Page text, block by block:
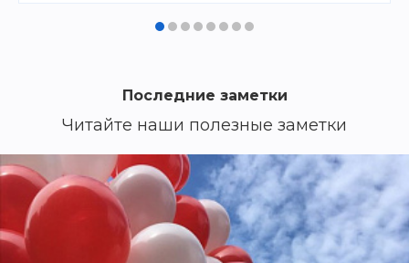
Последние заметки
Читайте наши полезные заметки